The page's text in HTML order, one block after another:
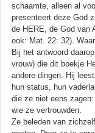
schaamte, alleen al
presenteert deze God
de HERE, de God van
ook: Mat. 22: 32).
Bij het antwoord
vrouw) die dit boekje
andere dingen. Hij
hun status, hun
die ze niet eens
wie ze vertrouwden.
Ze beleden van